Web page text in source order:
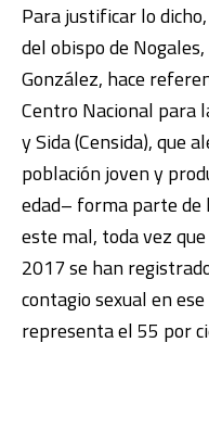
Para justificar lo
del obispo de
González, hace
Centro Nacional para
y Sida (Censida), que
población joven y
edad– forma parte de
este mal, toda vez
2017 se han
contagio sexual en
representa el 55 por